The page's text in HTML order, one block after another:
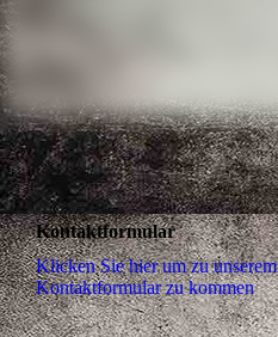
Kontaktformular
Klicken Sie hier um zu unserem
Kon­takt­for­mu­lar zu kommen